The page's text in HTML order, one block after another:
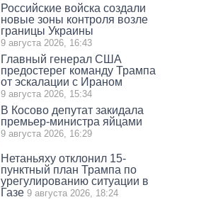
Российские войска создали
новые зоны контроля возле
границы Украины
9 августа 2026, 16:43
Главный генерал США
предостерег команду Трампа
от эскалации с Ираном
9 августа 2026, 15:34
В Косово депутат закидала
премьер-министра яйцами
9 августа 2026, 16:29
Нетаньяху отклонил 15-
пунктный план Трампа по
урегулированию ситуации в
Газе 9 августа 2026, 18:24